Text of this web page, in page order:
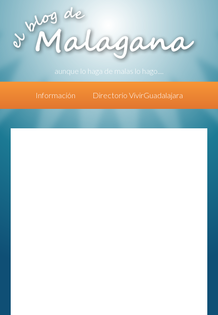
aunque lo haga de malas lo hago....
Información Directorio VivirGuadalajara